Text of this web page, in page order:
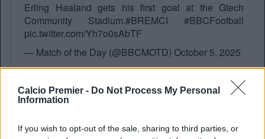
Calcio Premier - Do Not Process My Personal
Information
If you wish to opt-out of the sale, sharing to third parties, or
Erling Haaland gets his first goal at the Gtech
Community Stadium.#BREMCI
#BBCFootball
pic.twitter.com/Yh7o0sAbTF
— Match of the Day (@BBCMOTD) October 5, 2025
Nessuno è al sicuro
Haaland è arrivato a Manchester nel 2022, e da lì ha
segno almeno una rete in 22 di questi impianti. L’unico